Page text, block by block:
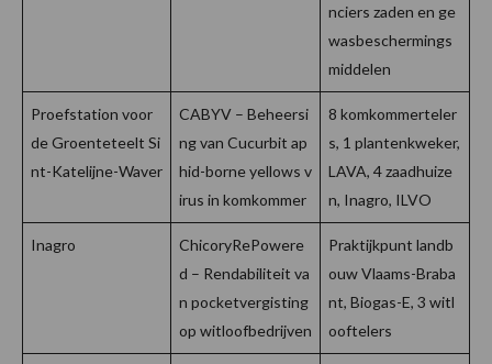
nciers zaden en ge
wasbeschermings
middelen
Proefstation voor
de Groenteteelt Si
nt-Katelijne-Waver
CABYV – Beheersi
ng van Cucurbit ap
hid-borne yellows v
irus in komkommer
8 komkommerteler
s, 1 plantenkweker,
LAVA, 4 zaadhuize
n, Inagro, ILVO
Inagro
ChicoryRePowere
d – Rendabiliteit va
n pocketvergisting
op witloofbedrijven
Praktijkpunt landb
ouw Vlaams-Braba
nt, Biogas-E, 3 witl
ooftelers